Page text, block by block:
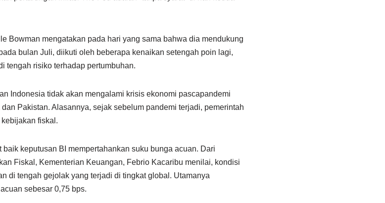
Bowman mengatakan pada hari yang sama bahwa dia mendukung
bulan Juli, diikuti oleh beberapa kenaikan setengah poin lagi,
tengah risiko terhadap pertumbuhan.
Indonesia tidak akan mengalami krisis ekonomi pascapandemi
Pakistan. Alasannya, sejak sebelum pandemi terjadi, pemerintah
fiskal.
keputusan BI mempertahankan suku bunga acuan. Dari
Fiskal, Kementerian Keuangan, Febrio Kacaribu menilai, kondisi
di tengah gejolak yang terjadi di tingkat global. Utamanya
sebesar 0,75 bps.